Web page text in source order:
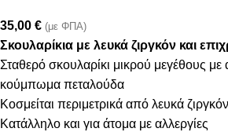
35,00 € (με ΦΠΑ)
Σκουλαρίκια με λευκά ζιργκόν και
Σταθερό σκουλαρίκι μικρού μεγέθους
κούμπωμα πεταλούδα
Κοσμείται περιμετρικά από λευκά ζιργκόν
Κατάλληλο και για άτομα με αλλεργίες